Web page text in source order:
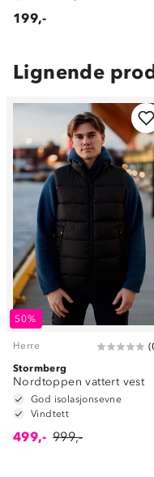
199,-
Lignende
50%
Herre (
Stormberg
Nordtoppen vattert vest
God isolasjonsevne
Vindtett
499,- 999,-